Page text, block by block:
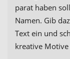
parat haben
Namen. Gib
Text ein und
kreative